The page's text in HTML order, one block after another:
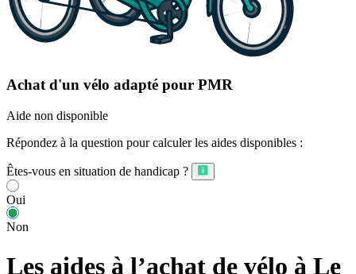
Achat d'un vélo adapté pour PMR
Aide non disponible
Répondez à la question pour calculer les aides disponibles :
Êtes-vous en situation de handicap ?
Oui
Non
Les aides à l’achat de vélo à Le